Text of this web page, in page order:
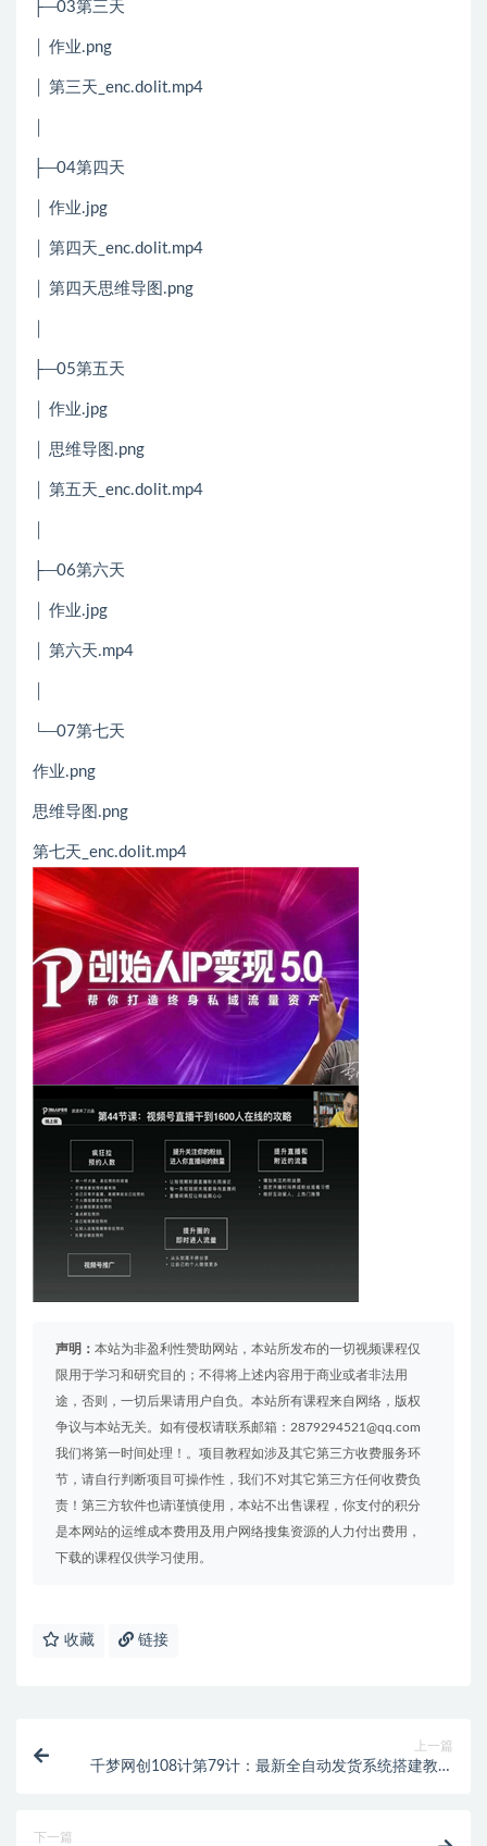
├─03第三天
│ 作业.png
│ 第三天_enc.dolit.mp4
├─04第四天
│ 作业.jpg
│ 第四天_enc.dolit.mp4
│ 第四天思维导图.png
├─05第五天
│ 作业.jpg
│ 思维导图.png
│ 第五天_enc.dolit.mp4
├─06第六天
│ 作业.jpg
│ 第六天.mp4
└─07第七天
作业.png
思维导图.png
第七天_enc.dolit.mp4
声明： 本站为非盈利性赞助网站，本站所发布的一切视频课程仅
限用于学习和研究目的；不得将上述内容用于商业或者非法用
途，否则，一切后果请用户自负。本站所有课程来自网络，版权
争议与本站无关。如有侵权请联系邮箱：2879294521@qq.com
我们将第一时间处理！。项目教程如涉及其它第三方收费服务环
节，请自行判断项目可操作性，我们不对其它第三方任何收费负
责！第三方软件也请谨慎使用，本站不出售课程，你支付的积分
是本网站的运维成本费用及用户网络搜集资源的人力付出费用，
下载的课程仅供学习使用。
收藏 链接
上一篇
千梦网创108计第79计：最新全自动发货系统搭建教学
下一篇